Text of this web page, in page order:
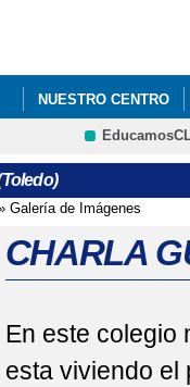
NUESTRO CENTRO
GALERÍA
DÍA DE LA
Galería de Imágenes
CHARLA
En este colegio
esta viviendo el